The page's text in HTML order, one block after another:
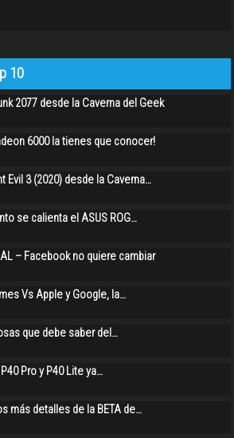
10
2077 desde la Caverna del Geek
6000 la tienes que conocer!
Evil 3 (2020) desde la Caverna…
se calienta el ASUS ROG…
– Facebook no quiere cambiar
Vs Apple y Google, la…
que debe saber del…
Pro y P40 Lite ya…
más detalles de la BETA de…